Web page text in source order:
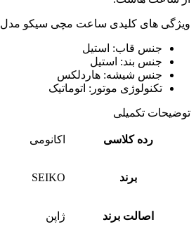
ویژگی های کلیدی ساعت مچی سیکو مدل SNKL45K1
جنس قاب: استیل
جنس بند: استیل
جنس شیشه: هاردلکس
تکنولوژی موتور: اتوماتیک
توضیحات تکمیلی
رده کلاسی اکانومی
برند SEIKO
اصالت برند ژاپن